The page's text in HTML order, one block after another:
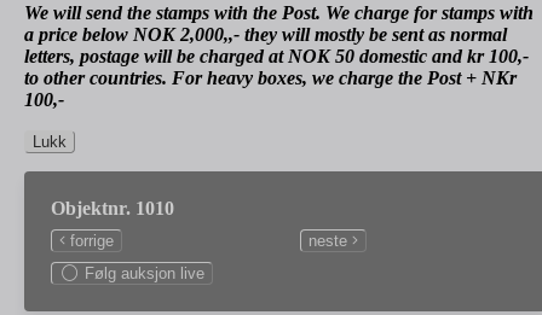
We will send the stamps with the Post. We charge for stamps with
a price below NOK 2,000,,- they will mostly be sent as normal
letters, postage will be charged at NOK 50 domestic and kr 100,-
to other countries. For heavy boxes, we charge the Post + NKr
100,-
Lukk
Objektnr. 1010
forrige
neste
Følg auksjon live